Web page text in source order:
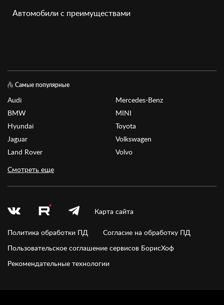
Автомобили с преимуществами
Самые популярные
Audi
BMW
Hyundai
Jaguar
Land Rover
Mercedes-Benz
MINI
Toyota
Volkswagen
Volvo
Смотреть еще
Карта сайта
Политика обработки ПД
Согласие на обработку ПД
Пользовательское соглашение сервисов БорисХоф
Рекомендательные технологии